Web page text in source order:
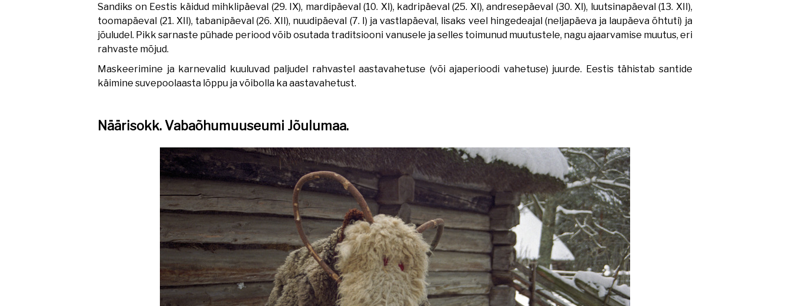
Sandiks on Eestis käidud mihklipäeval (29. IX), mardipäeval (10. XI), kadripäeval (25. XI), andresepäeval (30. XI), luutsinapäeval (13. XII),
toomapäeval (21. XII), tabanipäeval (26. XII), nuudipäeval (7. I) ja vastlapäeval, lisaks veel hingedeajal (neljapäeva ja laupäeva õhtuti) ja
jõuludel. Pikk sarnaste pühade periood võib osutada traditsiooni vanusele ja selles toimunud muutustele, nagu ajaarvamise muutus, eri
rahvaste mõjud.
Maskeerimine ja karnevalid kuuluvad paljudel rahvastel aastavahetuse (või ajaperioodi vahetuse) juurde. Eestis tähistab santide
käimine suvepoolaasta lõppu ja võibolla ka aastavahetust.
Näärisokk. Vabaõhumuuseumi Jõulumaa.